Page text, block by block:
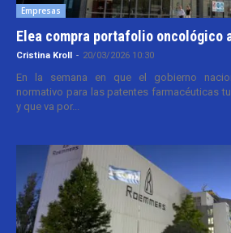
Empresas
Elea compra portafolio oncológico
Cristina Kroll - 20/03/2026 10:30
En la semana en que el gobierno
normativo para las patentes farmacéuticas
y que va por...